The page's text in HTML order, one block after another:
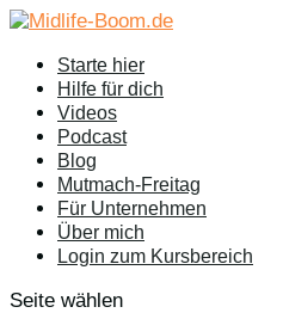
Starte hier
Hilfe für dich
Videos
Podcast
Blog
Mutmach-Freitag
Für Unternehmen
Über mich
Login zum Kursbereich
Seite wählen